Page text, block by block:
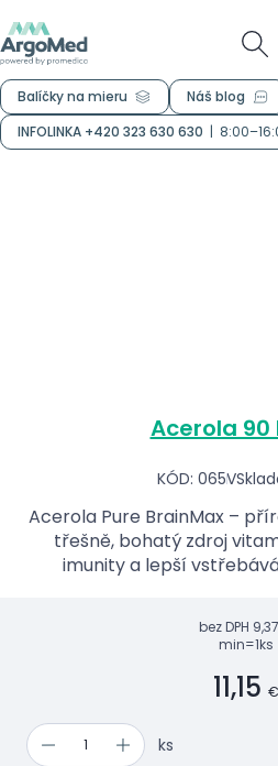
Balíčky na mieru
Náš blog
INFOLINKA +420 323 630 630 |
Acerola 90
KÓD: 065V
Acerola Pure BrainMax –
třešně, bohatý zdroj
imunity a lepší
bez DPH
min=1ks
11,15 €
ks